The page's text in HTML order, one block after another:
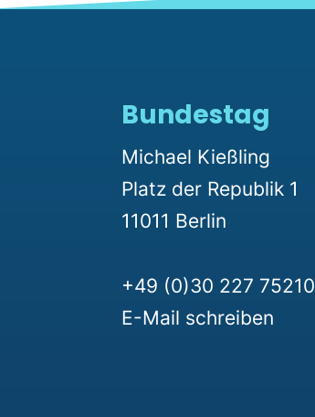
Bundestag
Michael Kießling
Platz der Republik 1
11011 Berlin
+49 (0)30 227 75210
E-Mail schreiben